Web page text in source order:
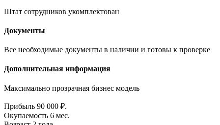
Штат сотрудников укомплектован
Документы
Все необходимые документы в наличии и готовы к проверке
Дополнительная информация
Максимально прозрачная бизнес модель
Прибыль 90 000 ₽.
Окупаемость 6 мес.